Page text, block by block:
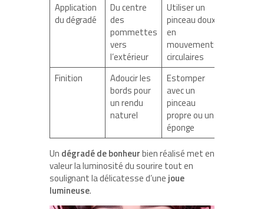
Application
du dégradé
Du centre
des
pommettes
vers
l’extérieur
Utiliser un
pinceau doux
en
mouvements
circulaires
Finition
Adoucir les
bords pour
un rendu
naturel
Estomper
avec un
pinceau
propre ou une
éponge
Un dégradé de bonheurbien réalisé met en
valeur la luminosité du sourire tout en
soulignant la délicatesse d’une joue
lumineuse.